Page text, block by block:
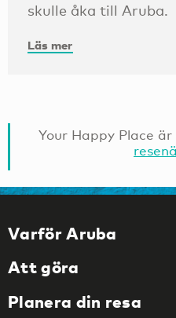
skulle åka till Aruba.
Läs mer
Your Happy Place
Varför Aruba
Att göra
Planera din resa